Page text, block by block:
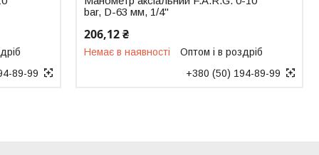
89-99
bar, D-63 мм, 1/4"
206,12 ₴
Немає в наявності
Оптом і в роздріб
+380 (50) 194-89-99